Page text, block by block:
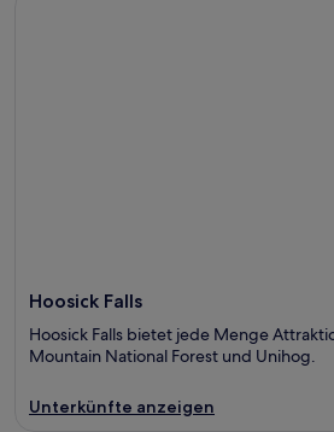
Hoosick Falls
Hoosick Falls bietet jede Menge
Mountain National Forest und Unihog.
Unterkünfte anzeigen